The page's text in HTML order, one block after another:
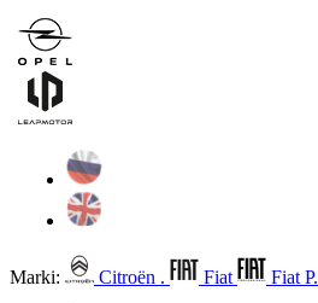
Marki: Citroën . Fiat Fiat P.